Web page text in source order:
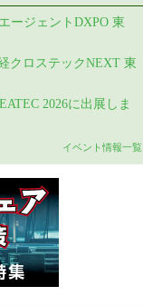
ージェントDXPO 東
クロステックNEXT 東
2026に出展しま
イベント情報一覧